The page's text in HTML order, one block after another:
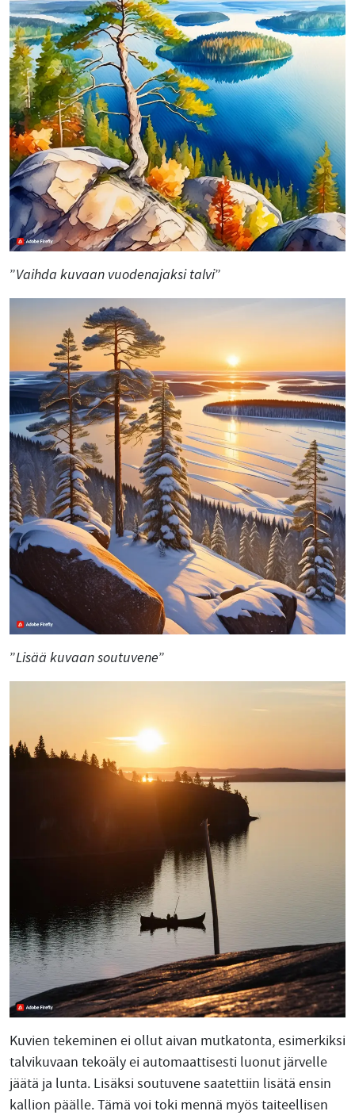
”Vaihda kuvaan vuodenajaksi talvi”
”Lisää kuvaan soutuvene”
Kuvien tekeminen ei ollut aivan mutkatonta, esimerkiksi
talvikuvaan tekoäly ei automaattisesti luonut järvelle
jäätä ja lunta. Lisäksi soutuvene saatettiin lisätä ensin
kallion päälle. Tämä voi toki mennä myös taiteellisen